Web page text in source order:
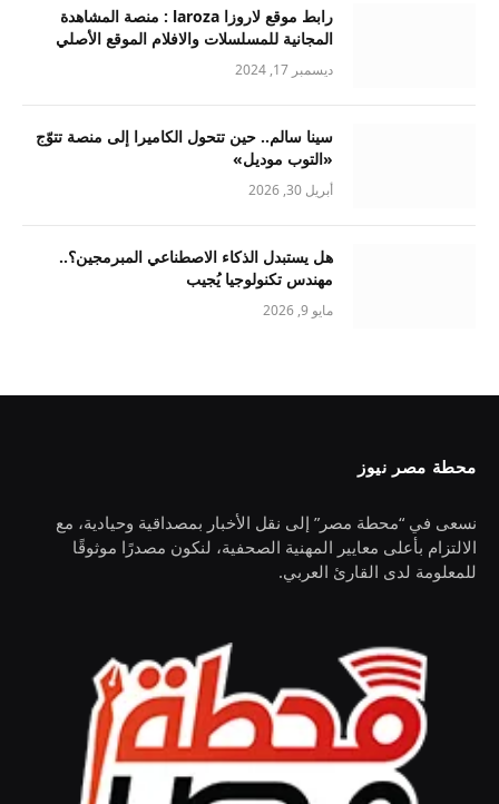
رابط موقع لاروزا laroza : منصة المشاهدة
المجانية للمسلسلات والافلام الموقع الأصلي
ديسمبر 17, 2024
سينا سالم.. حين تتحول الكاميرا إلى منصة تتوّج
«التوب موديل»
أبريل 30, 2026
هل يستبدل الذكاء الاصطناعي المبرمجين؟..
مهندس تكنولوجيا يُجيب
مايو 9, 2026
محطة مصر نيوز
نسعى في “محطة مصر” إلى نقل الأخبار بمصداقية وحيادية، مع
الالتزام بأعلى معايير المهنية الصحفية، لنكون مصدرًا موثوقًا
للمعلومة لدى القارئ العربي.